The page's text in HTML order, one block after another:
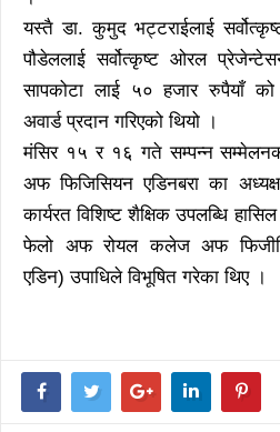
यस्तै डा. कुमुद भट्टराईलाई
पौडेललाई सर्वोत्कृष्ट ओरल
सापकोटा लाई ५० हजार रुपैयाँ को
अवार्ड प्रदान गरिएको थियो ।
मंसिर १५ र १६ गते सम्पन्न
अफ फिजिसियन एडिनबरा का
कार्यरत विशिष्ट शैक्षिक उपलब्धि
फेलो अफ रोयल कलेज अफ
एडिन) उपाधिले विभूषित गरेका थिए ।